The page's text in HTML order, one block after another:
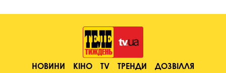
НОВИНИ КІНО TV ТРЕНДИ
ДОЗВІЛЛЯ